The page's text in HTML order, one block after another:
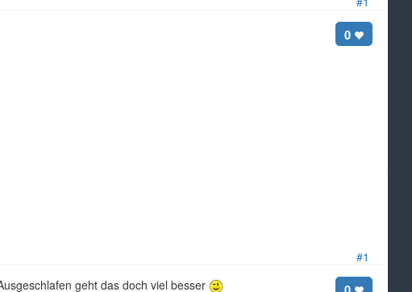
#1
0
geht das doch viel besser